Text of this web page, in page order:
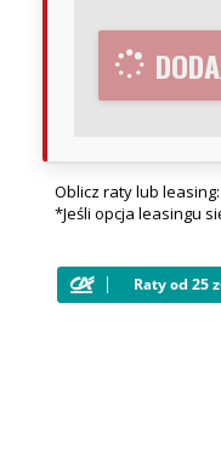
Oblicz raty lub leasing:
*Jeśli opcja leasingu